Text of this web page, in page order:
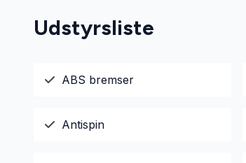
Udstyrsliste
ABS bremser
Antispin